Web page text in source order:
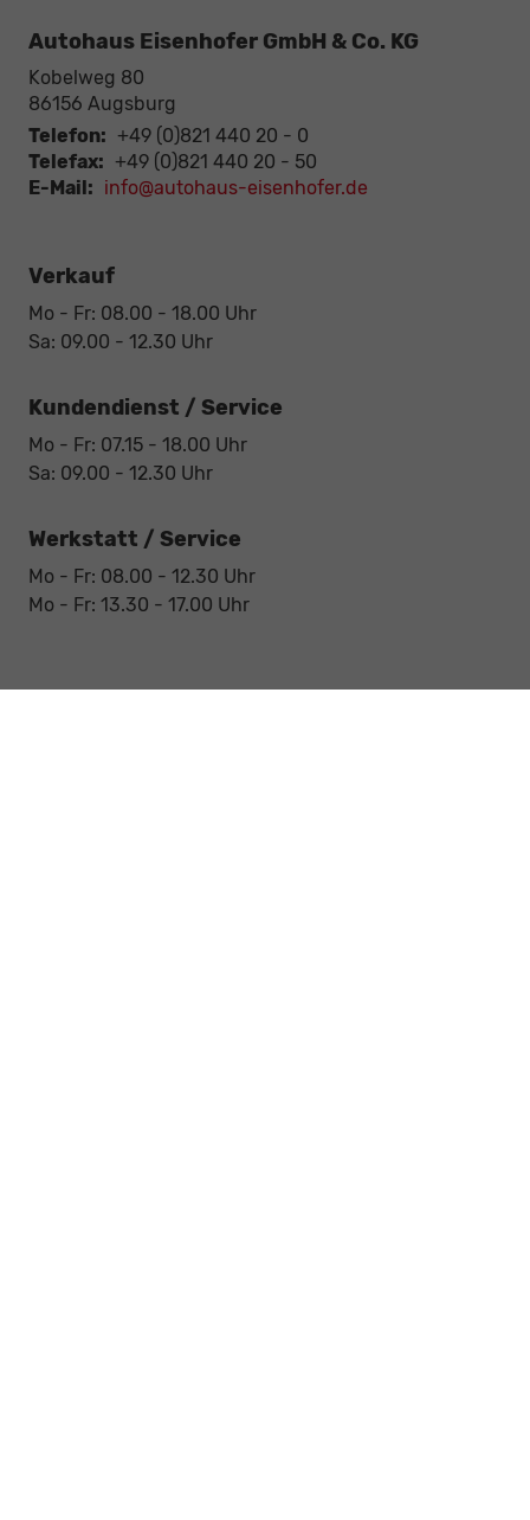
Autohaus Eisenhofer GmbH & Co. KG
Kobelweg 80
86156 Augsburg
Telefon: +49 (0)821 440 20 - 0
Telefax: +49 (0)821 440 20 - 50
E-Mail: info@autohaus-eisenhofer.de
Verkauf
Mo - Fr: 08.00 - 18.00 Uhr
Sa: 09.00 - 12.30 Uhr
Kundendienst / Service
Mo - Fr: 07.15 - 18.00 Uhr
Sa: 09.00 - 12.30 Uhr
Werkstatt / Service
Mo - Fr: 08.00 - 12.30 Uhr
Mo - Fr: 13.30 - 17.00 Uhr